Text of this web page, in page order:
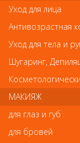
2 796руб.-
В закладки
Шампунь
жирности. Он
плёнку, которая
Уход для лица
Антивозрастная
Уход для тела и
Шугаринг,
МАКИЯЖ
для глаз и губ
для бровей